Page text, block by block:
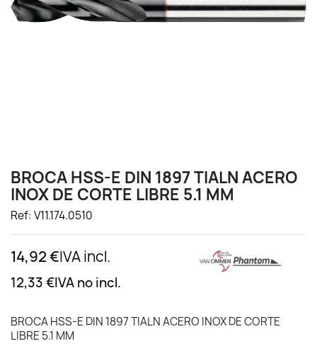
BROCA HSS-E DIN 1897 TIALN ACERO
INOX DE CORTE LIBRE 5.1 MM
Ref: V11.174.0510
14,92 €IVA incl.
12,33 €IVA no incl.
BROCA HSS-E DIN 1897 TIALN ACERO INOX DE CORTE
LIBRE 5.1 MM